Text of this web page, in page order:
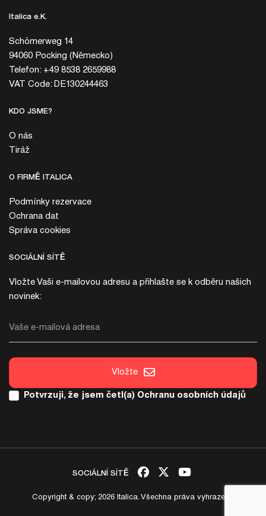
Italica e.K.
Schömerweg 14
94060 Pocking (Německo)
Telefon: +49 8538 2659988
VAT Code: DE130244463
KDO JSME?
O nás
Tiráž
O FIRMĚ ITALICA
Podmínky rezervace
Ochrana dat
Správa cookies
SOCIÁLNÍ SÍTĚ
Vložte Vaši e-mailovou adresu a přihlašte se k odběru našich
novinek:
Vaše e-mailová adresa
Vložte
Potvrzuji, že jsem četl(a) Ochranu osobních údajů
SOCIÁLNÍ SÍTĚ
Copyright & copy; 2026 Italica. Všechna práva vyhrazena